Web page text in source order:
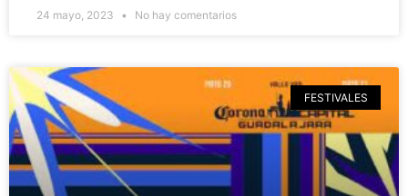
24 mayo, 2023 No hay comentarios
FESTIVALES